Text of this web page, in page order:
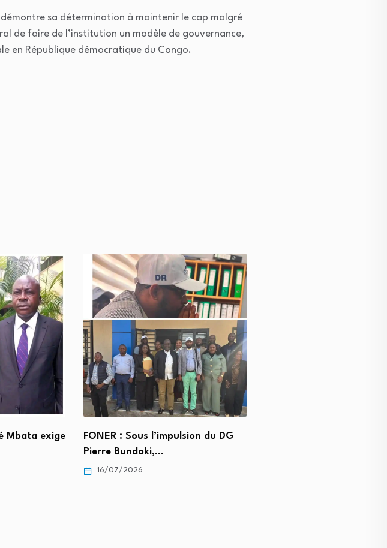
sa détermination à maintenir le cap malgré
de faire de l’institution un modèle de gouvernance,
en République démocratique du Congo.
Mbata exige
FONER : Sous l’impulsion du DG
Pierre Bundoki,…
16/07/2026